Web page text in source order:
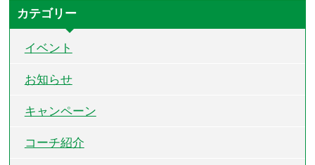
カテゴリー
イベント
お知らせ
キャンペーン
コーチ紹介